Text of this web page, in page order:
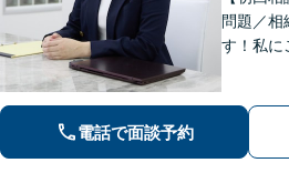
問題／
す！私に
してま
【完全
電話で面談予約